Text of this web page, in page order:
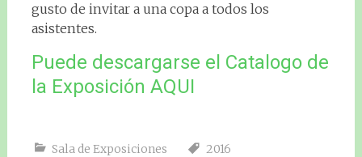
gusto de invitar a una copa a todos los
asistentes.
Puede descargarse el Catalogo de
la Exposición AQUI
Sala de Exposiciones 2016